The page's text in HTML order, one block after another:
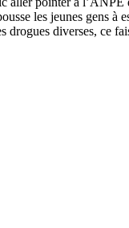
les jeunes gens à
drogues diverses, ce